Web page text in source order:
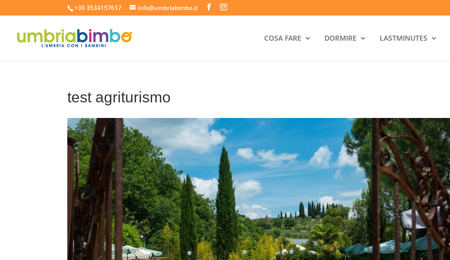
+39 3534157617 info@umbriabimbo.it
COSA FARE DORMIRE LASTMINUTES
test agriturismo